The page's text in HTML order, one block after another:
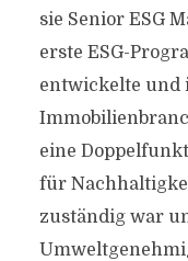
sie Senior ESG
erste ESG-
entwickelte und
eine
für
zuständig war